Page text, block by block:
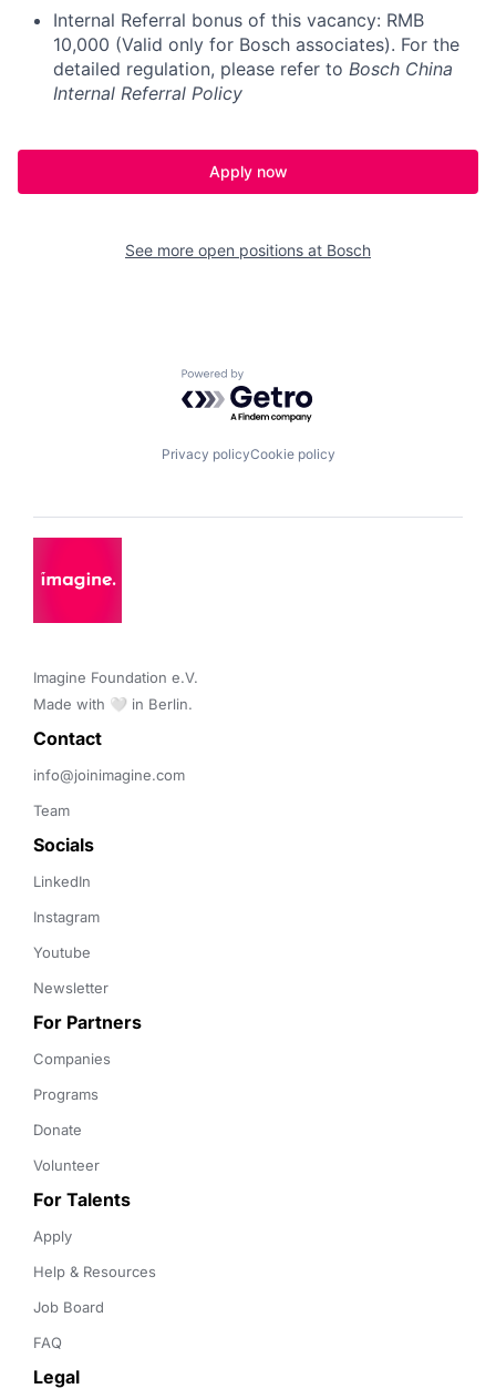
Internal Referral bonus of this vacancy: RMB
10,000 (Valid only for Bosch associates). For the
detailed regulation, please refer to Bosch China
Internal Referral Policy
Apply now
See more open positions at Bosch
Powered by Getro.com
Privacy policyCookie policy
Imagine Foundation e.V.
Made with 🤍 in Berlin.
Contact
info@joinimagine.com
Team
Socials
LinkedIn
Instagram
Youtube
Newsletter
For Partners
Companies
Programs
Donate
Volunteer
For Talents
Apply
Help & Resources
Job Board
FAQ
Legal